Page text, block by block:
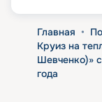
Главная •
Круиз на
Шевченко)»
года